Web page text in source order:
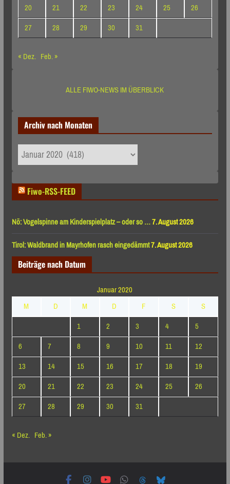
20
21 22 23 24 25
26
27
28 29 30
31
« Dez. Feb. »
ALLE FIWO-NEWS IM ÜBERBLICK
Archiv nach Monaten
Archiv
nach
Fiwo-RSS-FEED
Nö: Vogelspinne am Kinderspielplatz – oder so …7. August 2026
Tirol: Waldbrand in Mayrhofen rasch eingedämmt7. August 2026
Beiträge nach Datum
Januar 2020
M
D M D F S
S
1
2 3 4
5
6
7 8 9 10 11
12
13
14 15 16 17 18
19
20
21 22 23 24 25
26
27
28 29 30
31
« Dez. Feb. »